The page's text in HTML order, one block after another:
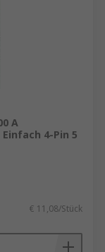
A
4-Pin 5
€ 11,08/Stück